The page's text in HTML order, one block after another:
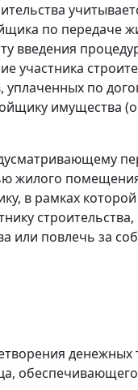
по передаче
введения
участника
уплаченных по
имущества
жилого
в рамках
или повлечь за